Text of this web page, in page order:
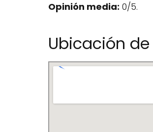
Opinión media: 0/5.
Ubicación